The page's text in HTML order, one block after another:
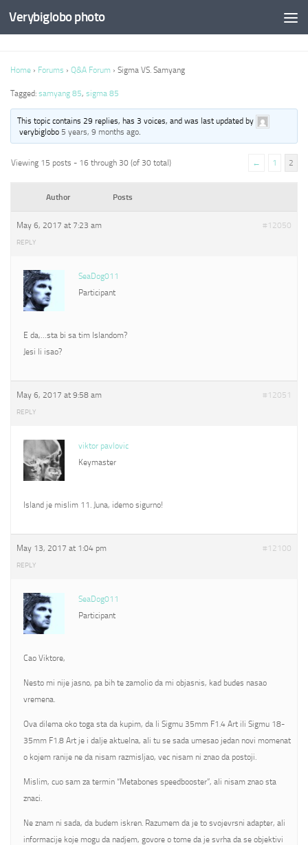
Verybiglobo photo
Home › Forums › Q&A Forum › Sigma VS. Samyang
Tagged: samyang 85, sigma 85
This topic contains 29 replies, has 3 voices, and was last updated by
verybiglobo 5 years, 9 months ago.
Viewing 15 posts - 16 through 30 (of 30 total) ← 1 2
Author Posts
May 6, 2017 at 7:23 am #12050
REPLY
SeaDog011
Participant
E da,…sta bi sa tim Islandom?
Jesi li isao?
May 6, 2017 at 9:58 am #12051
REPLY
viktor pavlovic
Keymaster
Island je mislim 11. Juna, idemo sigurno!
May 13, 2017 at 1:04 pm #12100
REPLY
SeaDog011
Participant
Cao Viktore,
Nesto mi nije jasno, pa bih te zamolio da mi objasnis, kad budes nasao
vremena.
Ova dilema oko toga sta da kupim, da li Sigmu 35mm F1.4 Art ili Sigmu 18-
35mm F1.8 Art je i dalje aktuelna, ali tu se sada umesao jedan novi momenat
o kojem ranije ne da nisam razmisljao, vec nisam ni znao da postoji.
Mislim, cuo sam za termin “Metabones speedbooster”, ali nisam znao sta
znaci.
Ne znam ni sada, da budem iskren. Razumem da je to svojevrsni adapter, ali
informacije koje mogu da nadjem, govore o tome da je svrha da se objektivi